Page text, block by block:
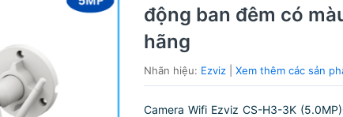
động ban đêm có
hãng
Nhãn hiệu: Ezviz |Xem thêm các sản
Camera Wifi Ezviz CS-H3-3K